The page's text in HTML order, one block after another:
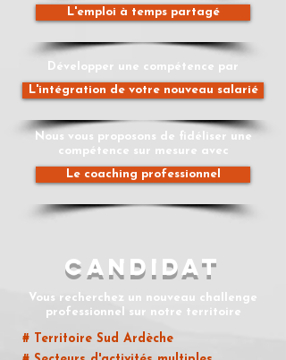
L'emploi à temps partagé
Développer une compétence par
L'intégration de votre nouveau salarié
Nous vous proposons de fidéliser une
compétence sur mesure avec
Le coaching professionnel
candidat
Vous recherchez un nouveau challenge
professionnel sur notre territoire
# Territoire Sud Ardèche